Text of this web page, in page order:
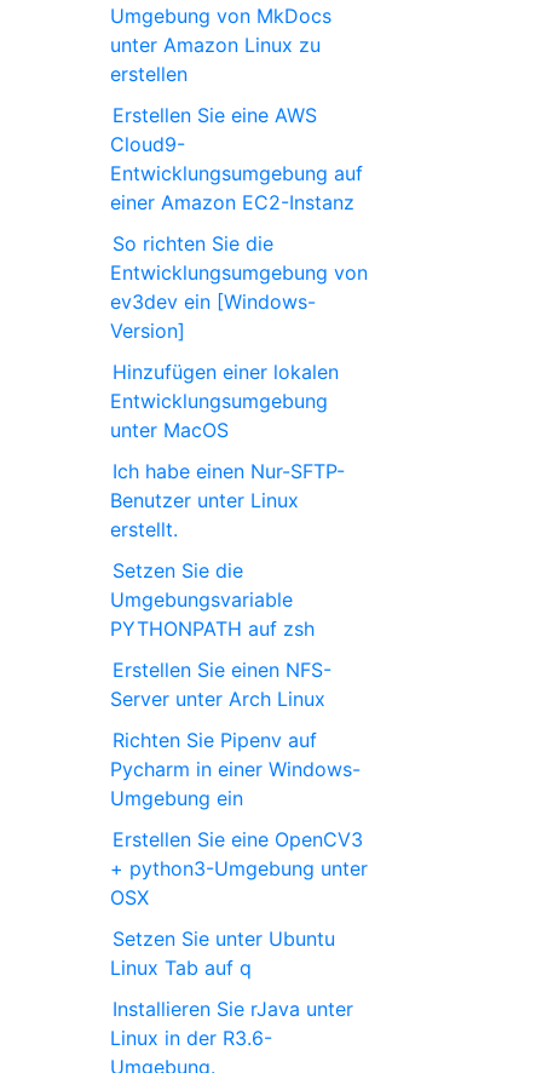
Umgebung von MkDocs
unter Amazon Linux zu
erstellen
Erstellen Sie eine AWS
Cloud9-
Entwicklungsumgebung auf
einer Amazon EC2-Instanz
So richten Sie die
Entwicklungsumgebung von
ev3dev ein [Windows-
Version]
Hinzufügen einer lokalen
Entwicklungsumgebung
unter MacOS
Ich habe einen Nur-SFTP-
Benutzer unter Linux
erstellt.
Setzen Sie die
Umgebungsvariable
PYTHONPATH auf zsh
Erstellen Sie einen NFS-
Server unter Arch Linux
Richten Sie Pipenv auf
Pycharm in einer Windows-
Umgebung ein
Erstellen Sie eine OpenCV3
+ python3-Umgebung unter
OSX
Setzen Sie unter Ubuntu
Linux Tab auf q
Installieren Sie rJava unter
Linux in der R3.6-
Umgebung.